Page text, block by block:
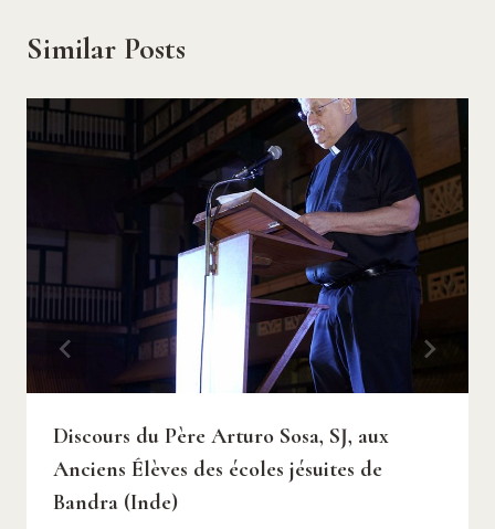
Similar Posts
Discours du Père Arturo Sosa, SJ, aux
Anciens Élèves des écoles jésuites de
Bandra (Inde)